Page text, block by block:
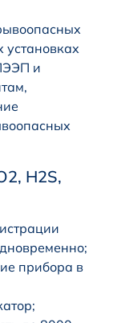
и
H2S,
прибора в